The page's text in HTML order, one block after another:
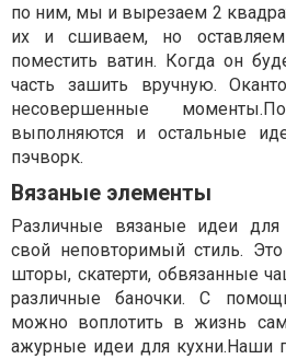
по ним, мы и вырезаем 2
их и сшиваем, но
поместить ватин. Когда он
часть зашить вручную.
несовершенные
выполняются и остальные
пэчворк.
Вязаные элементы
Различные вязаные идеи для
свой неповторимый стиль.
шторы, скатерти, обвязанные
различные баночки. С
можно воплотить в жизнь
ажурные идеи для кухни.Наши